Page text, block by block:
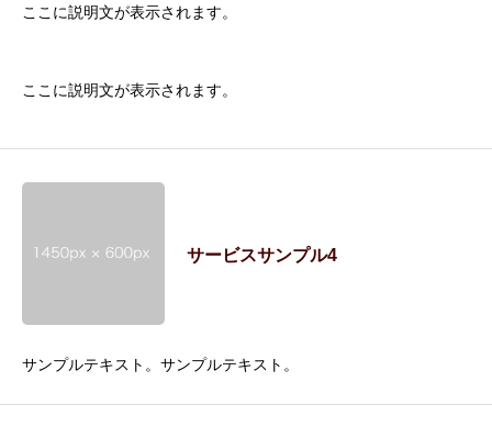
ここに説明文が表示されます。
ここに説明文が表示されます。
サービスサンプル4
サンプルテキスト。サンプルテキスト。